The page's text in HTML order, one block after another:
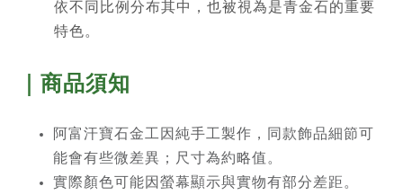
依不同比例分布其中，也被視為是青金石的重要
特色。
｜商品須知
阿富汗寶石金工因純手工製作，同款飾品細節可
能會有些微差異；尺寸為約略值。
實際顏色可能因螢幕顯示與實物有部分差距。